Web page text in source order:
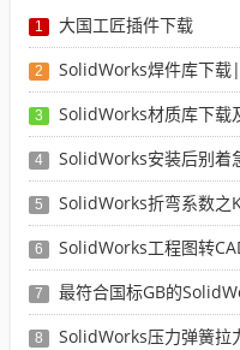
1 大国工匠插件下载
2 SolidWorks焊件库下载|铝
3 SolidWorks材质库下载
4 SolidWorks安装后别着急用，这
5 SolidWorks折弯系数之
6 SolidWorks工程图转CAD图纸
7 最符合国标GB的
8 SolidWorks压力弹簧拉力弹